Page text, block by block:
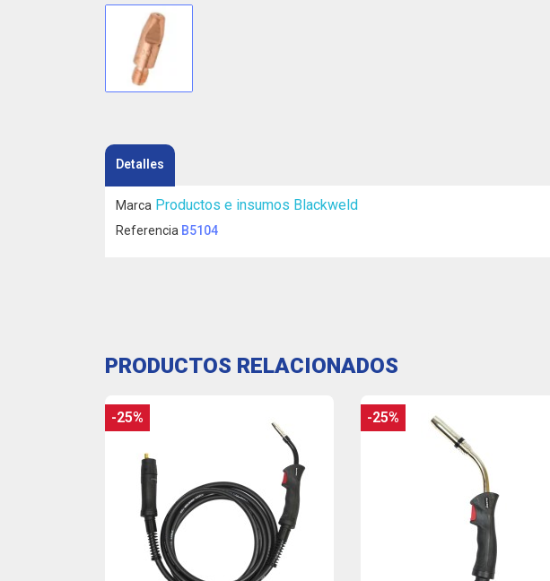
PRODUCTOS RELACIONADOS
-25% -25%
Detalles
Marca Productos e insumos Blackweld
Referencia B5104